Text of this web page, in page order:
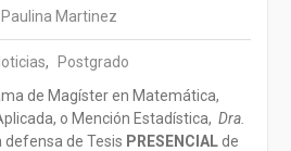
Paulina Martinez
,
Postgrado
de Magíster en Matemática,
o Mención Estadística, Dra.
defensa de Tesis PRESENCIALde